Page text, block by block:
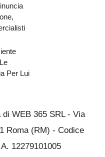
Per Lui
WEB 365 SRL - Via
Roma (RM) - Codice
12279101005